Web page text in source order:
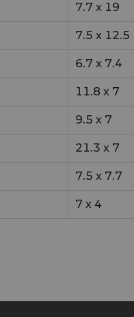
7.7 x 19
7.5 x 12.5
6.7 x 7.4
11.8 x 7
9.5 x 7
21.3 x 7
7.5 x 7.7
7 x 4